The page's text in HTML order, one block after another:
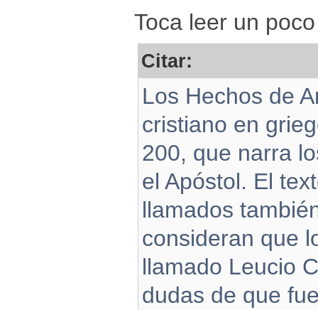
Toca leer un
Citar:
Los Hechos de
cristiano en
200, que narra
el Apóstol. El
llamados
consideran que
llamado Leucio
dudas de que